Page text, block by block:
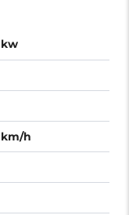
kw
km/h